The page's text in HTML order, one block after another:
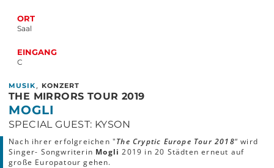
ORT
Saal
EINGANG
C
MUSIK , KONZERT
THE MIRRORS TOUR 2019
MOGLI
SPECIAL GUEST: KYSON
Nach ihrer erfolgreichen "The Cryptic Europe Tour 2018“ wird
Singer- Songwriterin Mogli2019 in 20 Städten erneut auf
große Europatour gehen.